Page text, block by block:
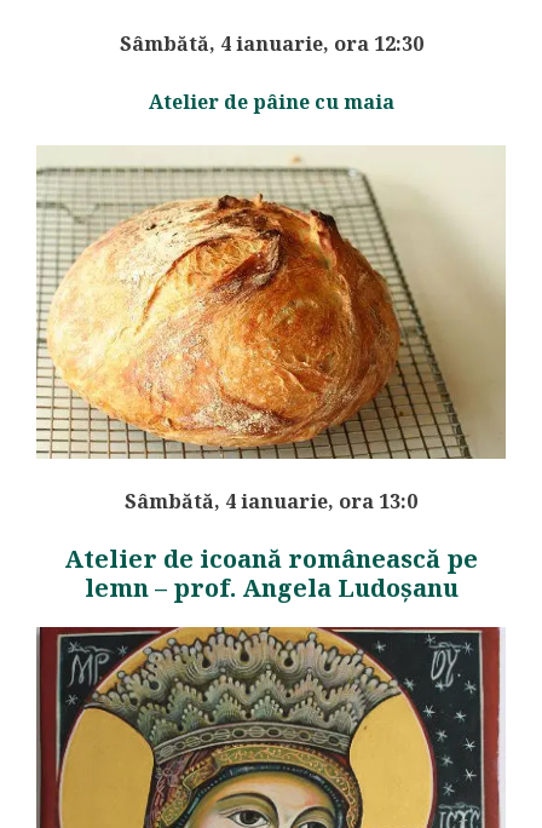
Sâmbătă, 4 ianuarie, ora 12:30
Atelier de pâine cu maia
Sâmbătă, 4 ianuarie, ora 13:0
Atelier de icoană românească pe
lemn – prof. Angela Ludoșanu